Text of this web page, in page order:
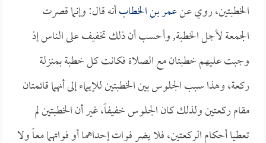
الخطبتين، روي عنعمر بن الخطابأنه قال: وإنما قصرت
الجمعة لأجل الخطبة, وأحسب أن ذلك تخفيف على الناس إذ
وجبت عليهم خطبتان مع الصلاة فكانت كل خطبة بمنزلة
ركعة، وهذا سبب الجلوس بين الخطبتين للإيماء إلى أنهما قائمتان
مقام ركعتين ولذلك كان الجلوس خفيفاً، غير أن الخطبتين لم
تعطيا أحكام الركعتين، فلا يضر فوات إحداهما أو فواتهما معاً ولا